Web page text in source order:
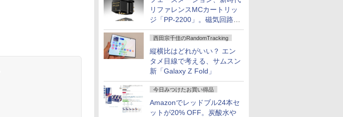
リファレンスMCカートリッ
ジ「PP-2200」。磁気回路や
ハウジングを根本から見直し
西田宗千佳のRandomTracking
縦横比はどれがいい？ エン
タメ目線で考える、サムスン
新「Galaxy Z Fold」
今日みつけたお買い得品
Amazonでレッドブル24本セ
ットが20% OFF。炭酸水や